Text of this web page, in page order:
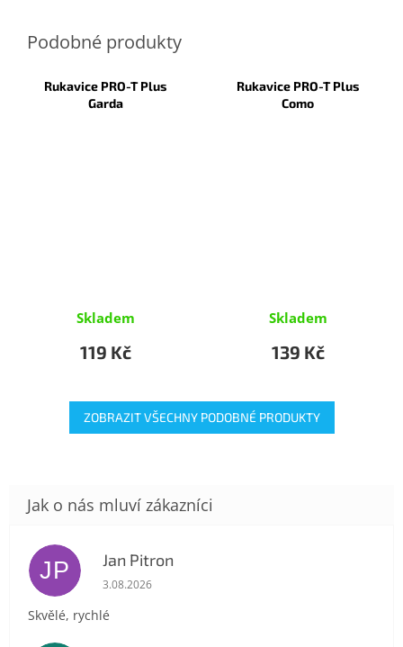
Rukavice PRO-T Plus
Garda
Skladem
119 Kč
Rukavice PRO-T Plus
Como
Skladem
139 Kč
ZOBRAZIT VŠECHNY PODOBNÉ PRODUKTY
JP Jan Pitron
Hodnocení obchodu je 5 z 5 hvězdiček.
3.08.2026
Skvělé, rychlé